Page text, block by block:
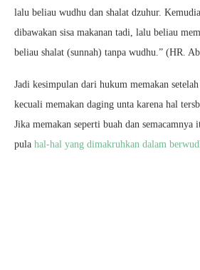
lalu beliau wudhu dan shalat dzuhur.
dibawakan sisa makanan tadi, lalu beliau
beliau shalat (sunnah) tanpa wudhu.” (HR.
Jadi kesimpulan dari hukum memakan
kecuali memakan daging unta karena hal
Jika memakan seperti buah dan
pula hal-hal yang dimakruhkan dalam